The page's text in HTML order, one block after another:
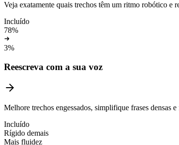
Veja exatamente quais trechos têm um ritmo robótico e
Incluído
78%
3%
Reescreva com a sua voz
Melhore trechos engessados, simplifique frases densas
Incluído
Rígido demais
Mais fluidez